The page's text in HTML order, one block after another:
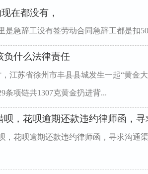
在都没有，
是急辞工没有签劳动合同急辞工都是扣
是两个月的工资，现在问前台文...
负什么法律责任
，江苏省徐州市丰县县城发生一起“黄金
条项链共1307克黄金扔进背...
呗，花呗逾期还款违约律师函，
，花呗逾期还款违约律师函，寻求沟通